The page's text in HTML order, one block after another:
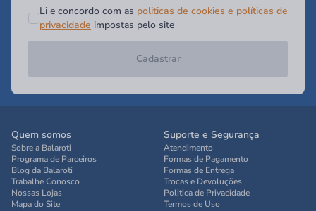
Li e concordo com as politicas de cookies e políticas de
privacidade impostas pelo site
Cadastrar
Quem somos
Sobre a Balaroti
Programa de Parceiros
Blog da Balaroti
Trabalhe Conosco
Nossas Lojas
Mapa do Site
Suporte e Segurança
Atendimento
Formas de Pagamento
Formas de Entrega
Trocas e Devoluções
Politica de Privacidade
Termos de Uso